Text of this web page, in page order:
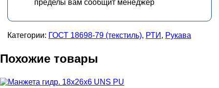
пределы вам сообщит менеджер
Категории: ГОСТ 18698-79 (текстиль), РТИ , Рукава
Похожие товары